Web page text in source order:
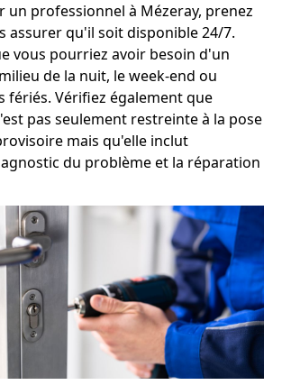
un professionnel à Mézeray, prenez
assurer qu'il soit disponible 24/7.
vous pourriez avoir besoin d'un
de la nuit, le week-end ou
fériés. Vérifiez également que
pas seulement restreinte à la pose
mais qu'elle inclut
du problème et la réparation